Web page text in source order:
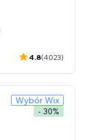
4.8(4023)
Wybór Wix
- 30%